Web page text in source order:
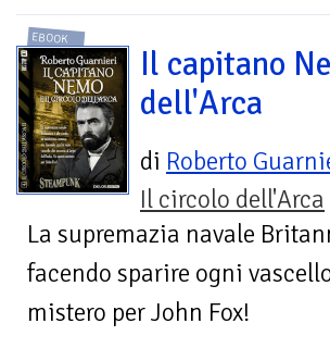
EBOOK
Il capitano
dell'Arca
di Roberto
Il circolo dell'Arca
La supremazia navale
facendo sparire ogni
mistero per John Fox!